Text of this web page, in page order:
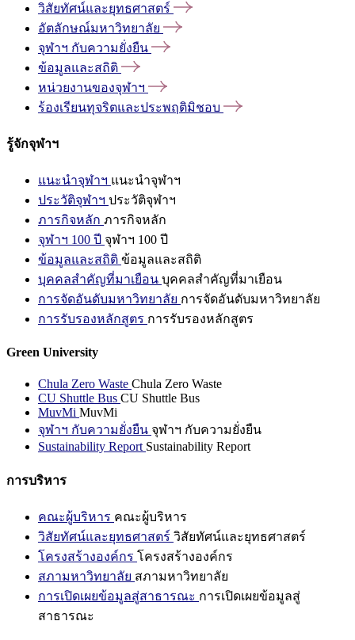
วิสัยทัศน์และยุทธศาสตร์
อัตลักษณ์มหาวิทยาลัย
จุฬาฯ กับความยั่งยืน
ข้อมูลและสถิติ
หน่วยงานของจุฬาฯ
ร้องเรียนทุจริตและประพฤติมิชอบ
รู้จักจุฬาฯ
แนะนำจุฬาฯ แนะนำจุฬาฯ
ประวัติจุฬาฯ ประวัติจุฬาฯ
ภารกิจหลัก ภารกิจหลัก
จุฬาฯ 100 ปี จุฬาฯ 100 ปี
ข้อมูลและสถิติ ข้อมูลและสถิติ
บุคคลสำคัญที่มาเยือน บุคคลสำคัญที่มาเยือน
การจัดอันดับมหาวิทยาลัย การจัดอันดับมหาวิทยาลัย
การรับรองหลักสูตร การรับรองหลักสูตร
Green University
Chula Zero Waste Chula Zero Waste
CU Shuttle Bus CU Shuttle Bus
MuvMi MuvMi
จุฬาฯ กับความยั่งยืน จุฬาฯ กับความยั่งยืน
Sustainability Report Sustainability Report
การบริหาร
คณะผู้บริหาร คณะผู้บริหาร
วิสัยทัศน์และยุทธศาสตร์ วิสัยทัศน์และยุทธศาสตร์
โครงสร้างองค์กร โครงสร้างองค์กร
สภามหาวิทยาลัย สภามหาวิทยาลัย
การเปิดเผยข้อมูลสู่สาธารณะ การเปิดเผยข้อมูลสู่
สาธารณะ